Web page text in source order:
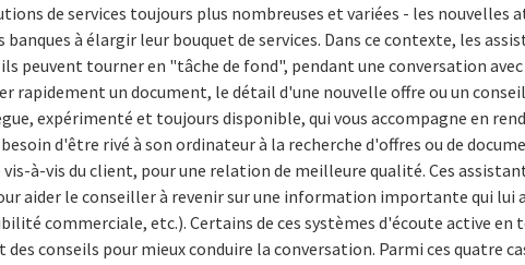
de services toujours plus nombreuses et variées - les nouvelles
à élargir leur bouquet de services. Dans ce contexte, les
peuvent tourner en "tâche de fond", pendant une conversation
rapidement un document, le détail d'une nouvelle offre ou un
expérimenté et toujours disponible, qui vous accompagne en
d'être rivé à son ordinateur à la recherche d'offres ou de
à-vis du client, pour une relation de meilleure qualité. Ces
aider le conseiller à revenir sur une information importante qui lui
commerciale, etc.). Certains de ces systèmes d'écoute active en
conseils pour mieux conduire la conversation. Parmi ces quatre